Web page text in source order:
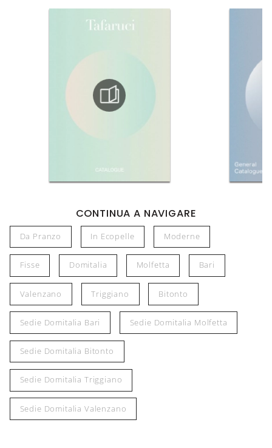
CONTINUA A NAVIGARE
Da Pranzo In Ecopelle Moderne
Fisse Domitalia Molfetta Bari
Valenzano Triggiano Bitonto
Sedie Domitalia Bari Sedie Domitalia Molfetta
Sedie Domitalia Bitonto
Sedie Domitalia Triggiano
Sedie Domitalia Valenzano